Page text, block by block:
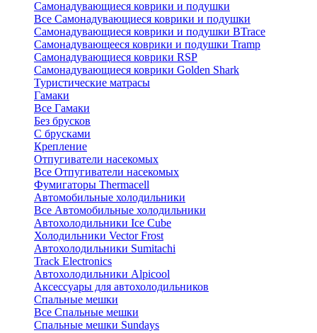
Самонадувающиеся коврики и подушки
Все Самонадувающиеся коврики и подушки
Самонадувающиеся коврики и подушки BTrace
Самонадувающееся коврики и подушки Tramp
Самонадувающиеся коврики RSP
Самонадувающиеся коврики Golden Shark
Туристические матрасы
Гамаки
Все Гамаки
Без брусков
С брусками
Крепление
Отпугиватели насекомых
Все Отпугиватели насекомых
Фумигаторы Thermacell
Автомобильные холодильники
Все Автомобильные холодильники
Автохолодильники Ice Cube
Холодильники Vector Frost
Автохолодильники Sumitachi
Track Electronics
Автохолодильники Alpicool
Аксессуары для автохолодильников
Спальные мешки
Все Спальные мешки
Спальные мешки Sundays